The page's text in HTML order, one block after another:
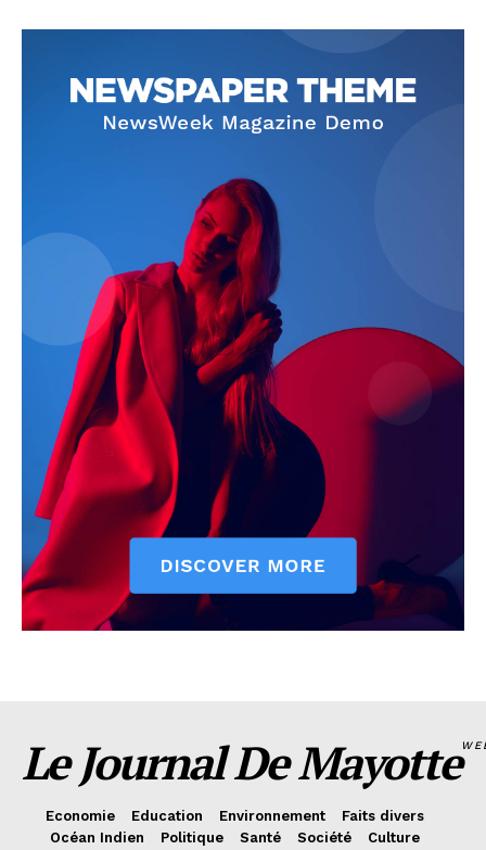
Le Journal De Mayotte
Economie Education Environnement
Faits divers
Océan Indien
Politique Santé Société
Culture